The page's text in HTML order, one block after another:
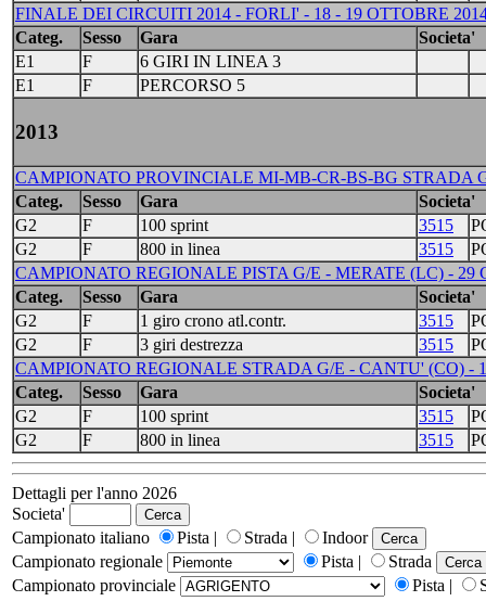
FINALE DEI CIRCUITI 2014 - FORLI' - 18 - 19 OTTOBRE
Categ.
Sesso Gara
Societa'
E1
F
6 GIRI IN LINEA 3
E1
F PERCORSO 5
2013
CAMPIONATO PROVINCIALE MI-MB-CR-BS-BG STRADA
Categ.
Sesso Gara
Societa'
G2
F 100 sprint 3515
G2
F 800 in linea 3515
CAMPIONATO REGIONALE PISTA G/E - MERATE (LC) - 29
Categ.
Sesso Gara
Societa'
G2
F 1 giro crono atl.contr. 3515
G2
F 3 giri destrezza 3515
CAMPIONATO REGIONALE STRADA G/E - CANTU' (CO) -
Categ.
Sesso Gara
Societa'
G2
F 100 sprint 3515
G2
F 800 in linea 3515
Dettagli per l'anno 2026
Societa'
Campionato italiano
Pista | Strada |
Indoor
Campionato regionale
Pista |
Strada
Campionato provinciale
Pista |